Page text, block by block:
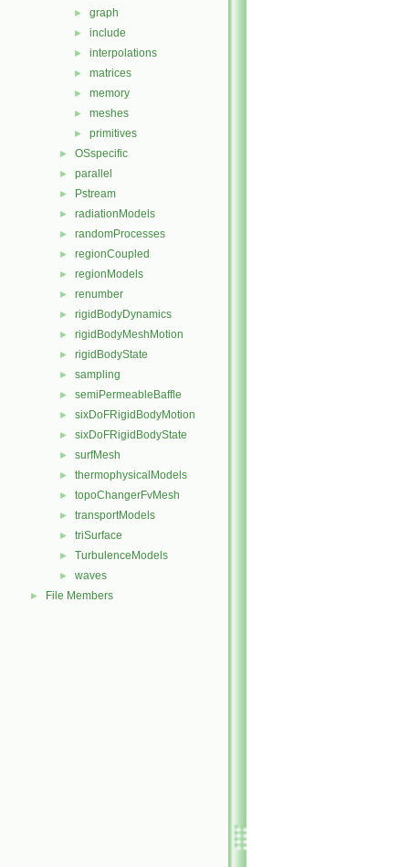
► graph
► include
► interpolations
► matrices
► memory
► meshes
► primitives
► OSspecific
► parallel
► Pstream
► radiationModels
► randomProcesses
► regionCoupled
► regionModels
► renumber
► rigidBodyDynamics
► rigidBodyMeshMotion
► rigidBodyState
► sampling
► semiPermeableBaffle
► sixDoFRigidBodyMotion
► sixDoFRigidBodyState
► surfMesh
► thermophysicalModels
► topoChangerFvMesh
► transportModels
► triSurface
► TurbulenceModels
► waves
► File Members